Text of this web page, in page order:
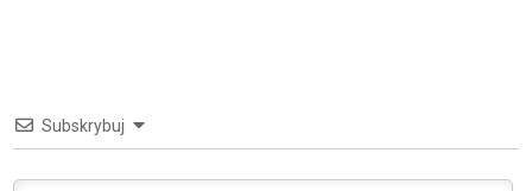
Subskrybuj